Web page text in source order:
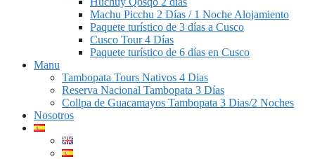
Machu Picchu 2 Días / 1 Noche Alojamiento
Paquete turístico de 3 días a Cusco
Cusco Tour 4 Días
Paquete turístico de 6 días en Cusco
Manu
Tambopata Tours Nativos 4 Dias
Reserva Nacional Tambopata 3 Días
Collpa de Guacamayos Tambopata 3 Dias/2 Noches
Nosotros